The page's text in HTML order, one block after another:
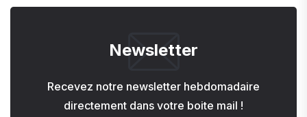
Newsletter
Recevez notre newsletter hebdomadaire
directement dans votre boite mail !